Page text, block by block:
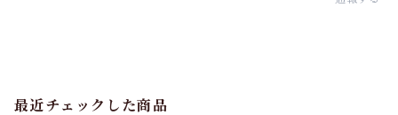
最近チェックした商品